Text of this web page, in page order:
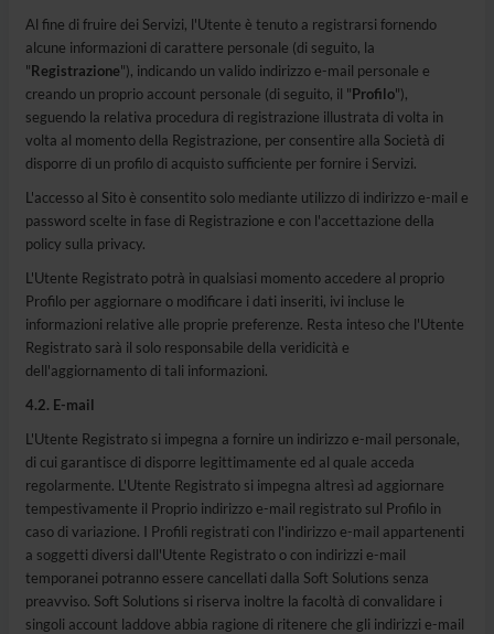
Al fine di fruire dei Servizi, l'Utente è tenuto a registrarsi fornendo
alcune informazioni di carattere personale (di seguito, la
"Registrazione"), indicando un valido indirizzo e-mail personale e
creando un proprio account personale (di seguito, il "Profilo"),
seguendo la relativa procedura di registrazione illustrata di volta in
volta al momento della Registrazione, per consentire alla Società di
disporre di un profilo di acquisto sufficiente per fornire i Servizi.
L'accesso al Sito è consentito solo mediante utilizzo di indirizzo e-mail e
password scelte in fase di Registrazione e con l'accettazione della
policy sulla privacy.
L'Utente Registrato potrà in qualsiasi momento accedere al proprio
Profilo per aggiornare o modificare i dati inseriti, ivi incluse le
informazioni relative alle proprie preferenze. Resta inteso che l'Utente
Registrato sarà il solo responsabile della veridicità e
dell'aggiornamento di tali informazioni.
4.2. E-mail
L'Utente Registrato si impegna a fornire un indirizzo e-mail personale,
di cui garantisce di disporre legittimamente ed al quale acceda
regolarmente. L'Utente Registrato si impegna altresì ad aggiornare
tempestivamente il Proprio indirizzo e-mail registrato sul Profilo in
caso di variazione. I Profili registrati con l'indirizzo e-mail appartenenti
a soggetti diversi dall'Utente Registrato o con indirizzi e-mail
temporanei potranno essere cancellati dalla Soft Solutions senza
preavviso. Soft Solutions si riserva inoltre la facoltà di convalidare i
singoli account laddove abbia ragione di ritenere che gli indirizzi e-mail